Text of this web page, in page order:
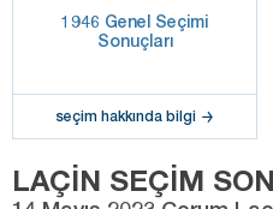
1946 Genel Seçimi
Sonuçları
seçim hakkında bilgi
LAÇİN SEÇİM